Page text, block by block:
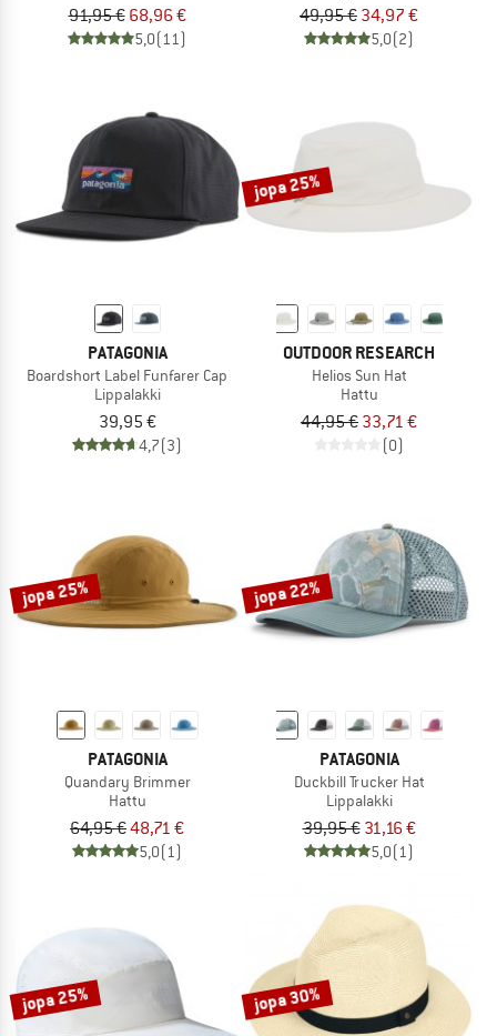
91,95 € 68,96 €
5,0(11)
49,95 € 34,97 €
5,0(2)
PATAGONIA
Boardshort Label Funfarer Cap
Lippalakki
39,95 €
4,7(3)
jopa 25%
OUTDOOR RESEARCH
Helios Sun Hat
Hattu
44,95 € 33,71 €
(0)
jopa 25%
PATAGONIA
Quandary Brimmer
Hattu
64,95 €48,71 €
5,0(1)
jopa 22%
PATAGONIA
Duckbill Trucker Hat
Lippalakki
39,95 € 31,16 €
5,0(1)
jopa 25% jopa 30%